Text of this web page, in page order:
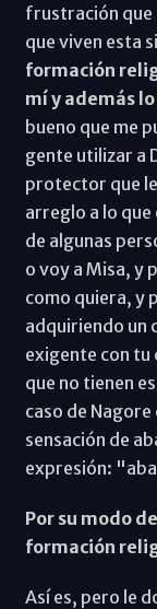
frustración que
que viven esta
formación
mí y además
bueno que me
gente utilizar a
protector que
arreglo a lo
de algunas
o voy a Misa, y
como quiera, y
adquiriendo un
exigente con tu
que no tienen
caso de
sensación de
expresión:
Por su modo
formación
Así es, pero le